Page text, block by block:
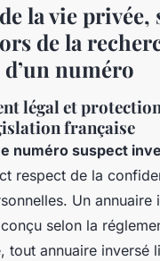
la vie
de la
numéro
légal et
française
numéro suspect
respect de la
Un annuaire
selon la
tout annuaire inversé